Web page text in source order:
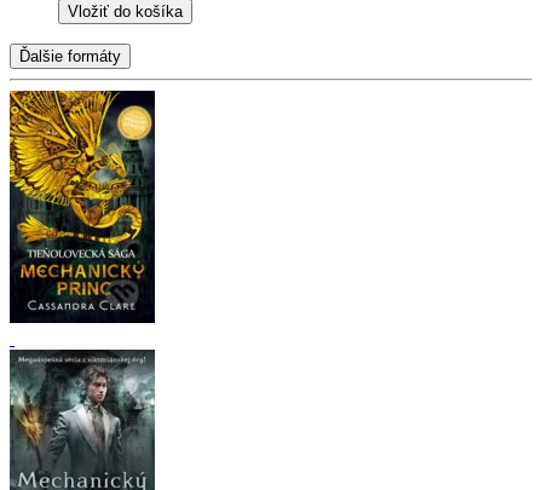
Vložiť do košíka
Ďalšie formáty